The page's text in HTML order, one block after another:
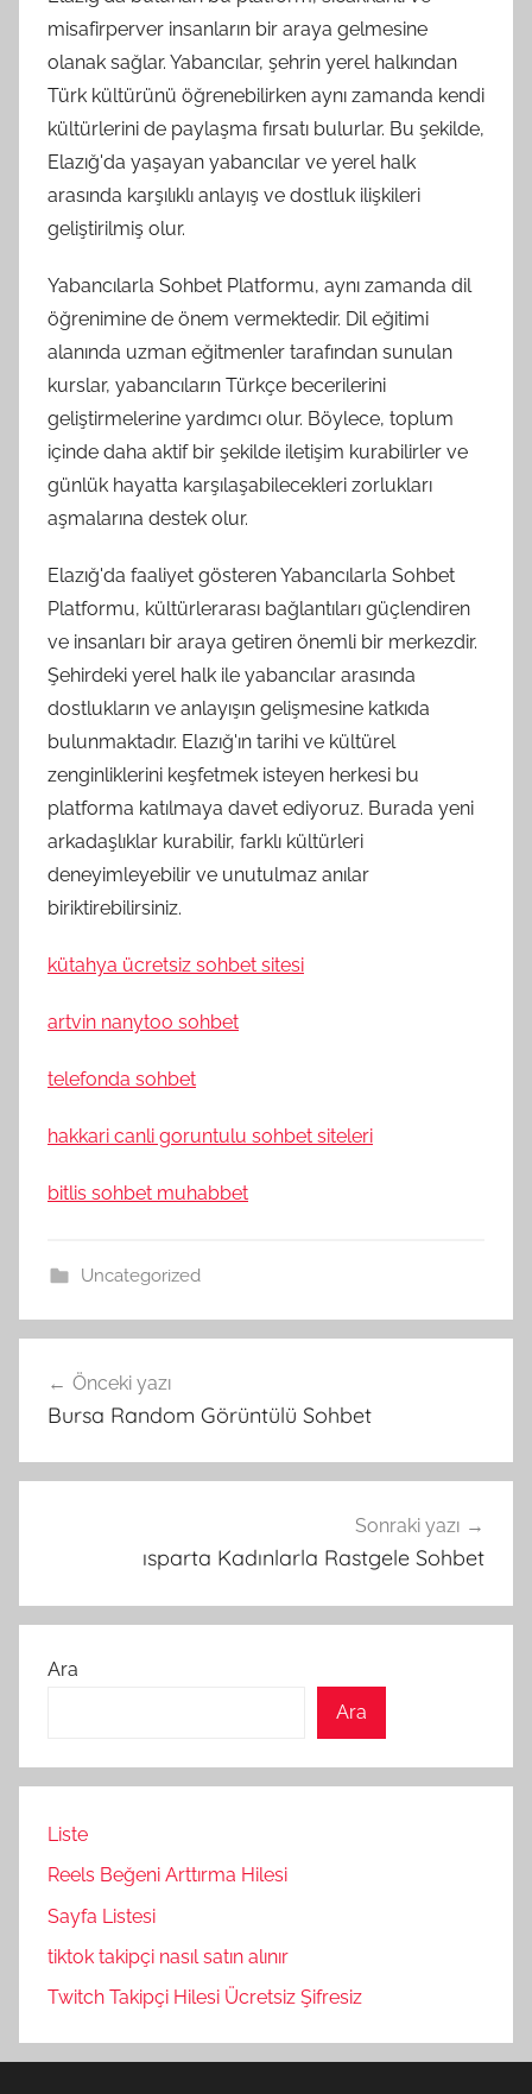
misafirperver insanların bir araya gelmesine
olanak sağlar. Yabancılar, şehrin yerel halkından
Türk kültürünü öğrenebilirken aynı zamanda kendi
kültürlerini de paylaşma fırsatı bulurlar. Bu şekilde,
Elazığ'da yaşayan yabancılar ve yerel halk
arasında karşılıklı anlayış ve dostluk ilişkileri
geliştirilmiş olur.
Yabancılarla Sohbet Platformu, aynı zamanda dil
öğrenimine de önem vermektedir. Dil eğitimi
alanında uzman eğitmenler tarafından sunulan
kurslar, yabancıların Türkçe becerilerini
geliştirmelerine yardımcı olur. Böylece, toplum
içinde daha aktif bir şekilde iletişim kurabilirler ve
günlük hayatta karşılaşabilecekleri zorlukları
aşmalarına destek olur.
Elazığ'da faaliyet gösteren Yabancılarla Sohbet
Platformu, kültürlerarası bağlantıları güçlendiren
ve insanları bir araya getiren önemli bir merkezdir.
Şehirdeki yerel halk ile yabancılar arasında
dostlukların ve anlayışın gelişmesine katkıda
bulunmaktadır. Elazığ'ın tarihi ve kültürel
zenginliklerini keşfetmek isteyen herkesi bu
platforma katılmaya davet ediyoruz. Burada yeni
arkadaşlıklar kurabilir, farklı kültürleri
deneyimleyebilir ve unutulmaz anılar
biriktirebilirsiniz.
kütahya ücretsiz sohbet sitesi
artvin nanytoo sohbet
telefonda sohbet
hakkari canli goruntulu sohbet siteleri
bitlis sohbet muhabbet
Uncategorized
gezinmesi
Önceki yazı
Bursa Random Görüntülü Sohbet
Sonraki yazı
ısparta Kadınlarla Rastgele Sohbet
Ara
Ara
Liste
Reels Beğeni Arttırma Hilesi
Sayfa Listesi
tiktok takipçi nasıl satın alınır
Twitch Takipçi Hilesi Ücretsiz Şifresiz